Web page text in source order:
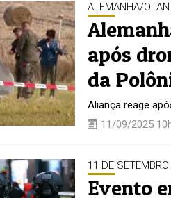
ALEMANHA/OTAN
após
da
Aliança reage
11/09/2025
11 DE SETEMBRO
Evento